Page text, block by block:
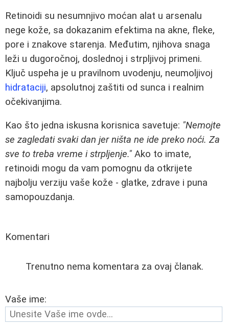
Retinoidi su nesumnjivo moćan alat u arsenalu
nege kože, sa dokazanim efektima na akne, fleke,
pore i znakove starenja. Međutim, njihova snaga
leži u dugoročnoj, doslednoj i strpljivoj primeni.
Ključ uspeha je u pravilnom uvodenju, neumoljivoj
hidrataciji, apsolutnoj zaštiti od sunca i realnim
očekivanjima.
Kao što jedna iskusna korisnica savetuje: "Nemojte
se zagledati svaki dan jer ništa ne ide preko noći. Za
sve to treba vreme i strpljenje." Ako to imate,
retinoidi mogu da vam pomognu da otkrijete
najbolju verziju vaše kože - glatke, zdrave i puna
samopouzdanja.
Komentari
Trenutno nema komentara za ovaj članak.
Vaše ime: